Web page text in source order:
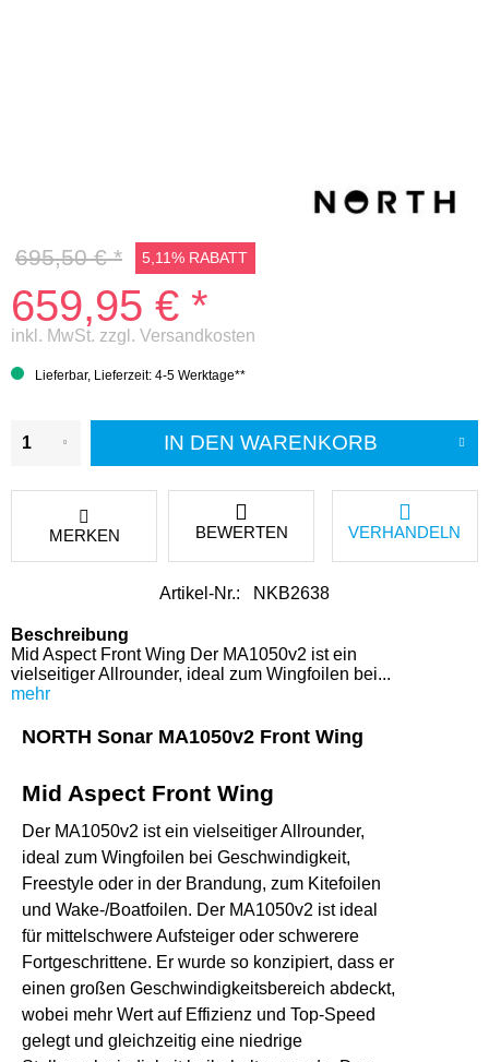
659,95 € *
inkl. MwSt. zzgl. Versandkosten
695,50 € * 5,11% RABATT
Lieferbar, Lieferzeit: 4-5 Werktage**
IN DEN WARENKORB
MERKEN BEWERTEN VERHANDELN
Artikel-Nr.: NKB2638
Beschreibung
Mid Aspect Front Wing Der MA1050v2 ist ein
vielseitiger Allrounder, ideal zum Wingfoilen bei...
mehr
NORTH Sonar MA1050v2 Front Wing
Mid Aspect Front Wing
Der MA1050v2 ist ein vielseitiger Allrounder,
ideal zum Wingfoilen bei Geschwindigkeit,
Freestyle oder in der Brandung, zum Kitefoilen
und Wake-/Boatfoilen. Der MA1050v2 ist ideal
für mittelschwere Aufsteiger oder schwerere
Fortgeschrittene. Er wurde so konzipiert, dass er
einen großen Geschwindigkeitsbereich abdeckt,
wobei mehr Wert auf Effizienz und Top-Speed
gelegt und gleichzeitig eine niedrige